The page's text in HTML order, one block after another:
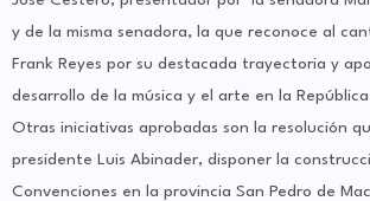
y de la misma senadora, la que reconoce al
Frank Reyes por su destacada trayectoria y
desarrollo de la música y el arte en la
Otras iniciativas aprobadas son la resolución
presidente Luis Abinader, disponer la
Convenciones en la provincia San Pedro de